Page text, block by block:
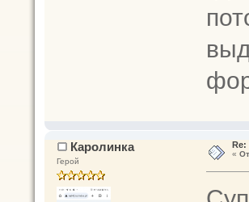
Каролинка
Герой
Re:
«